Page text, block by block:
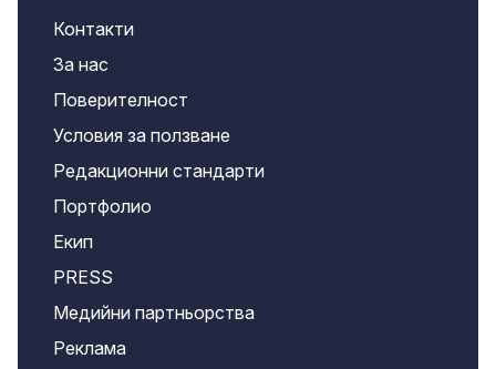
Контакти
За нас
Поверителност
Условия за ползване
Редакционни стандарти
Портфолио
Екип
PRESS
Медийни партньорства
Реклама